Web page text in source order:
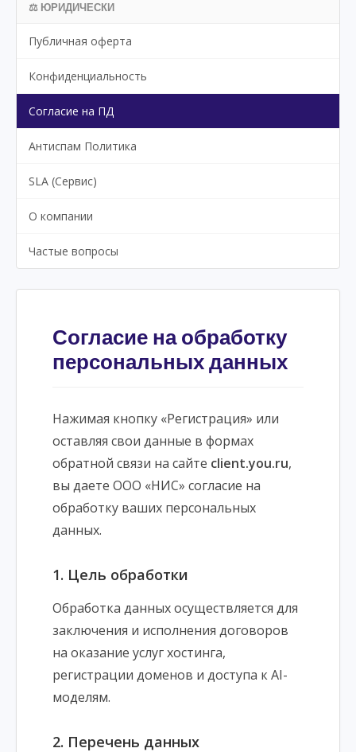
⚖️ ЮРИДИЧЕСКИ
Публичная оферта
Конфиденциальность
Согласие на ПД
Антиспам Политика
SLA (Сервис)
О компании
Частые вопросы
Согласие на обработку
персональных данных
Нажимая кнопку «Регистрация» или
оставляя свои данные в формах
обратной связи на сайте client.you.ru,
вы даете ООО «НИС» согласие на
обработку ваших персональных
данных.
1. Цель обработки
Обработка данных осуществляется для
заключения и исполнения договоров
на оказание услуг хостинга,
регистрации доменов и доступа к AI-
моделям.
2. Перечень данных